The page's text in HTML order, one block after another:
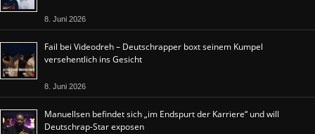
8. Juni 2026
Fail bei Videodreh – Deutschrapper boxt seinem Kumpel
versehentlich ins Gesicht
8. Juni 2026
Manuellsen befindet sich „im Endspurt der Karriere“ und will
Deutschrap-Star exposen